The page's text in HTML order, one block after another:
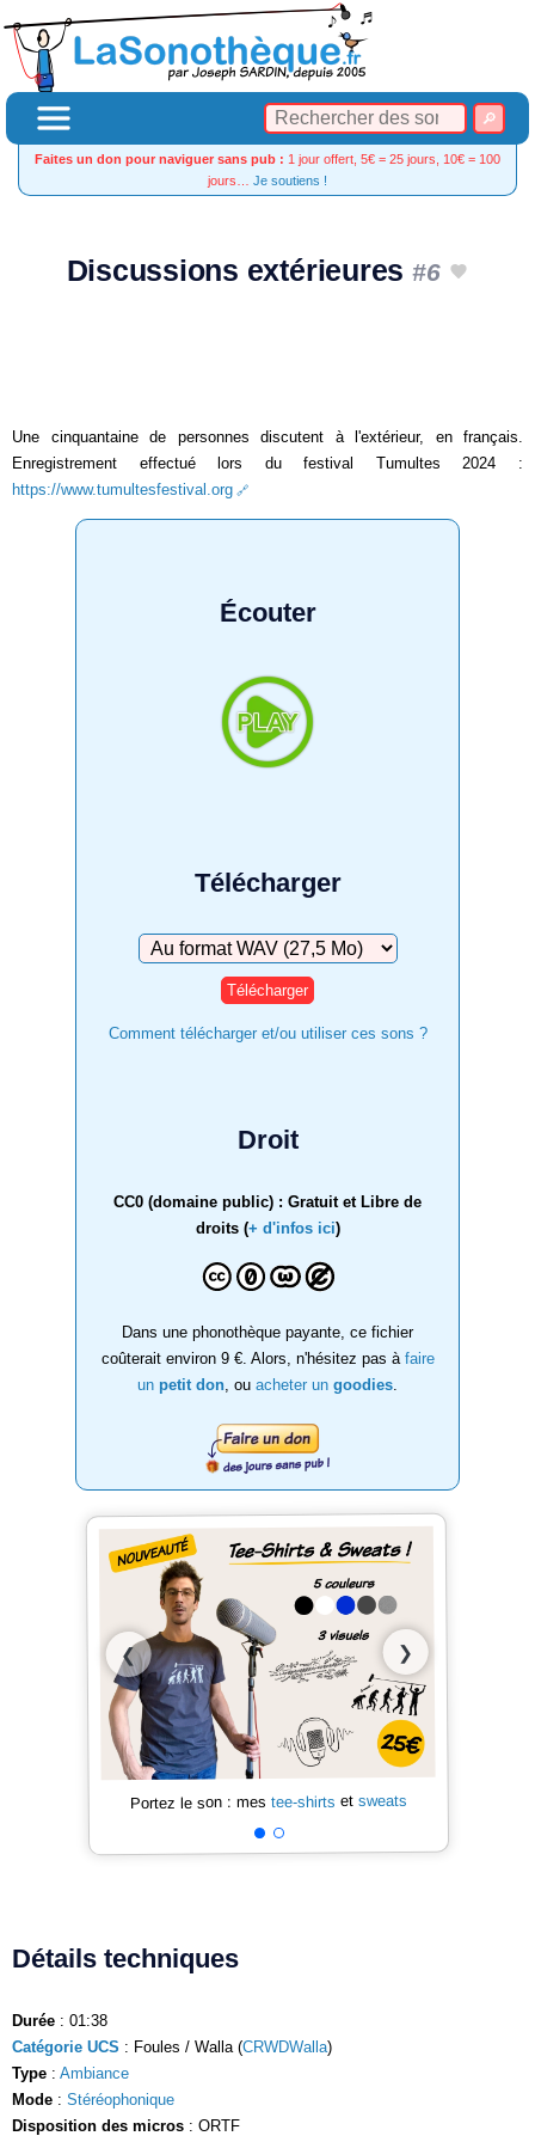
Faites un don pour naviguer sans pub : 1 jour offert, 5€ = 25 jours, 10€ = 100
jours… Je soutiens !
Discussions extérieures #6
Une cinquantaine de personnes discutent à l'extérieur, en français.
Enregistrement effectué lors du festival Tumultes 2024 :
https://www.tumultesfestival.org
Écouter
Télécharger
Télécharger
Comment télécharger et/ou utiliser ces sons ?
Droit
CC0 (domaine public) : Gratuit et Libre de
droits (+ d'infos ici)
Dans une phonothèque payante, ce fichier
coûterait environ 9 €. Alors, n'hésitez pas à faire
un petit don , ou acheter un goodies
❮ ❯
Portez le son : mes tee-shirts et sweats
Détails techniques
Durée : 01:38
Catégorie UCS : Foules / Walla (CRWDWalla)
Type : Ambiance
Mode : Stéréophonique
Disposition des micros : ORTF